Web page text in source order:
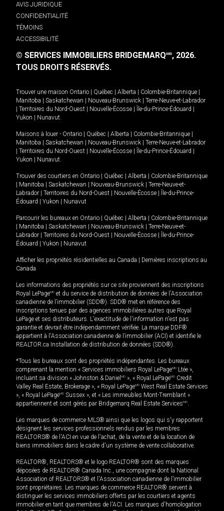
AVIS JURIDIQUE
CONFIDENTIALITÉ
TÉMOINS
ACCESSIBILITÉ
© SERVICES IMMOBILIERS BRIDGEMARQMD, 2026.
TOUS DROITS RÉSERVÉS.
Trouver une maison Ontario Québec Alberta Colombie-Britannique
Manitoba
Saskatchewan Nouveau-Brunswick
Terre-Neuve-et-Labrador
Territoires du Nord-Ouest Nouvelle-Écosse Île-du-Prince-Édouard
Yukon
Nunavut.
Maisons à louer - Ontario Québec Alberta Colombie-Britannique
Manitoba
Saskatchewan Nouveau-Brunswick
Terre-Neuve-et-Labrador
Territoires du Nord-Ouest Nouvelle-Écosse Île-du-Prince-Édouard
Yukon
Nunavut.
Trouver des courtiers en Ontario Québec Alberta
Colombie-Britannique
Manitoba Saskatchewan Nouveau-Brunswick
Terre-Neuve-et-
Labrador
Territoires du Nord-Ouest Nouvelle-Écosse
Île-du-Prince-
Édouard
Yukon Nunavut
Parcourir les bureaux en Ontario Québec Alberta
Colombie-Britannique
Manitoba Saskatchewan Nouveau-Brunswick
Terre-Neuve-et-
Labrador
Territoires du Nord-Ouest Nouvelle-Écosse
Île-du-Prince-
Édouard
Yukon Nunavut
Afficher les propriétés résidentielles au Canada
Dernières inscriptions au
Canada
Les informations des propriétés sur ce site proviennent des inscriptions
Royal LePageMD et du service de distribution de données de l'Association
canadienne de l’immobilier (SDD®). SDD® met en référence des
inscriptions tenues par des agences immobilières autres que Royal
LePage et ses distributeurs. L'exactitude de l'information n'est pas
garantie et devrait être indépendamment vérifiée. La marque DDF®
appartient à l'Association canadienne de l’immobilier (ACI) et identifie le
REALTOR.ca Installation de distribution de données (SDD®).
*Tous les bureaux sont des propriétés indépendantes. Les bureaux
comprenant la mention « Services immobiliers Royal LePageMD Ltée »,
incluant sa division « Johnston & Daniel MD », « Royal LePageMD Credit
Valley Real Estate, Brokerage », « Royal LePageMD West Real Estate Services
», « Royal LePageMD Sussex », et « Les immeubles Mont-Tremblant »
appartiennent et sont gérés par Bridgemarq Real Estate ServicesMD.
Les marques de commerce MLS® ainsi que les logos qui s'y rapportent
désignent les services professionnels rendus par les membres
REALTORS® de l'ACI en vue de l'achat, de la vente et de la location de
biens immobiliers dans le cadre d'un système de vente collaborative.
REALTOR®, REALTORS® et le logo REALTOR® sont des marques
déposées de REALTOR® Canada Inc., une compagnie dont la National
Association of REALTORS® et l'Association canadienne de l’immobilier
sont propriétaires. Les marques de commerce REALTOR® servent à
distinguer les services immobiliers offerts par les courtiers et agents
immobilier en tant que membres de l'ACI. Les marques d'homologation